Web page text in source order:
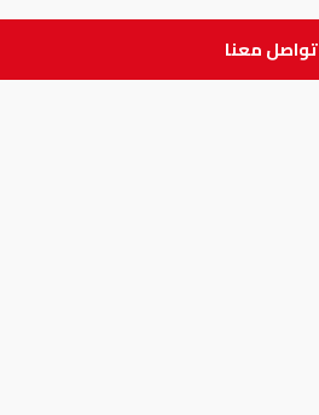
تواصل معنا